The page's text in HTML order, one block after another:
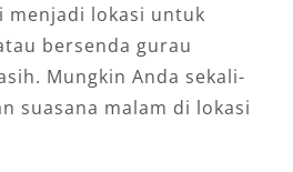
menjadi lokasi untuk
bersenda gurau
Mungkin Anda sekali-
suasana malam di lokasi